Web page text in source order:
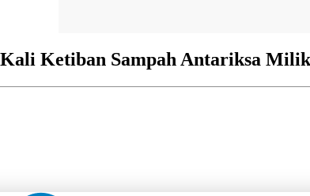
Ketiban Sampah Antariksa